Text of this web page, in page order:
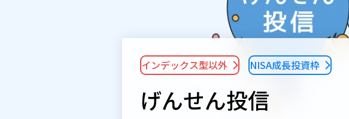
げんせん投信
インデックス型以外 NISA成長投資枠